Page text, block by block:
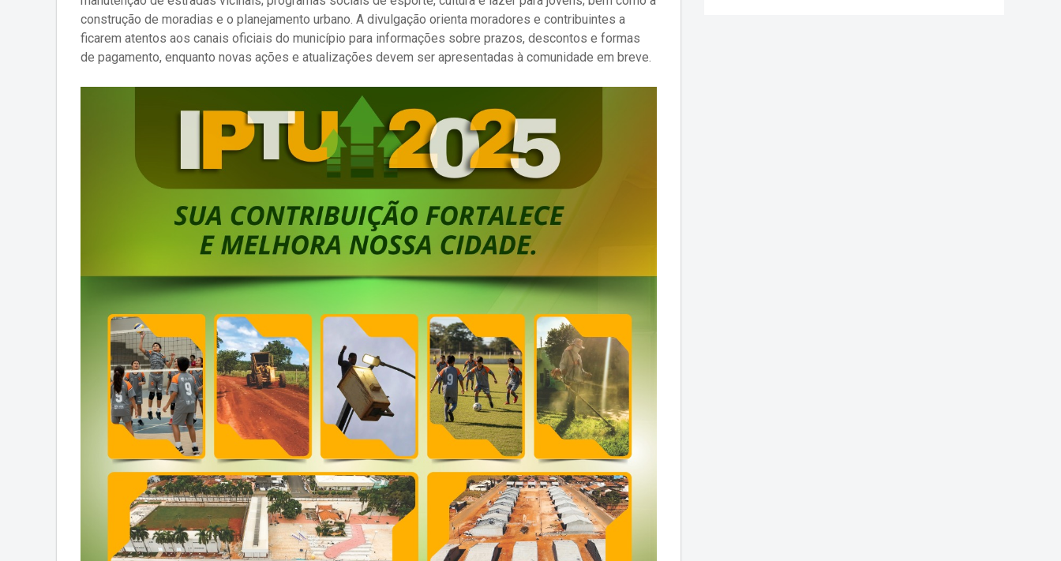
construção de moradias e o planejamento urbano. A divulgação orienta moradores e contribuintes a
ficarem atentos aos canais oficiais do município para informações sobre prazos, descontos e formas
de pagamento, enquanto novas ações e atualizações devem ser apresentadas à comunidade em breve.